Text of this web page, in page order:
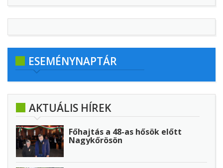
ESEMÉNYNAPTÁR
AKTUÁLIS HÍREK
Főhajtás a 48-as hősök előtt
Nagykőrösön